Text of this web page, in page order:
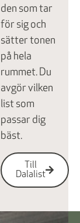
den som tar
för sig och
sätter tonen
på hela
rummet. Du
avgör vilken
list som
passar dig
bäst.
Till
Dalalist